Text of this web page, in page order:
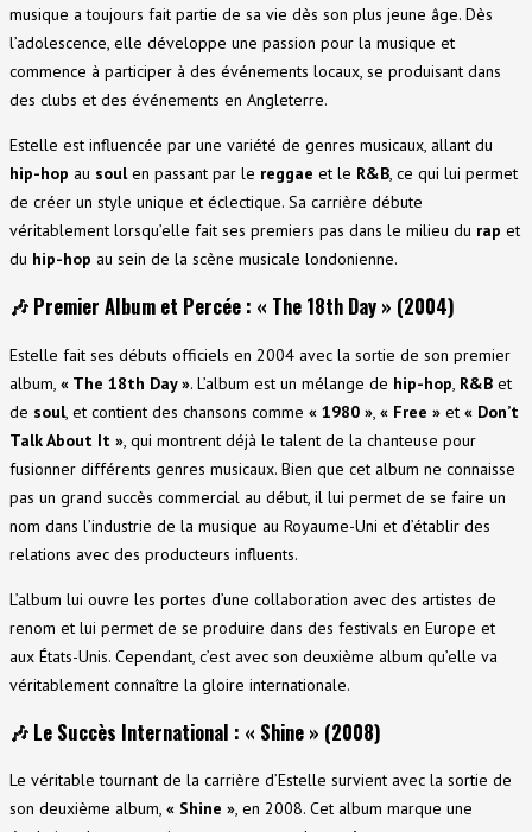
musique a toujours fait partie de sa vie dès son plus jeune âge. Dès
l’adolescence, elle développe une passion pour la musique et
commence à participer à des événements locaux, se produisant dans
des clubs et des événements en Angleterre.
Estelle est influencée par une variété de genres musicaux, allant du
hip-hop au soulen passant par le reggae et le R&B, ce qui lui permet
de créer un style unique et éclectique. Sa carrière débute
véritablement lorsqu’elle fait ses premiers pas dans le milieu du rap et
du hip-hop au sein de la scène musicale londonienne.
🎶 Premier Album et Percée : « The 18th Day » (2004)
Estelle fait ses débuts officiels en 2004 avec la sortie de son premier
album, « The 18th Day ». L’album est un mélange de hip-hop, R&B et
de soul, et contient des chansons comme « 1980 », « Free » et « Don’t
Talk About It », qui montrent déjà le talent de la chanteuse pour
fusionner différents genres musicaux. Bien que cet album ne connaisse
pas un grand succès commercial au début, il lui permet de se faire un
nom dans l’industrie de la musique au Royaume-Uni et d’établir des
relations avec des producteurs influents.
L’album lui ouvre les portes d’une collaboration avec des artistes de
renom et lui permet de se produire dans des festivals en Europe et
aux États-Unis. Cependant, c’est avec son deuxième album qu’elle va
véritablement connaître la gloire internationale.
🎶 Le Succès International : « Shine » (2008)
Le véritable tournant de la carrière d’Estelle survient avec la sortie de
son deuxième album, « Shine », en 2008. Cet album marque une